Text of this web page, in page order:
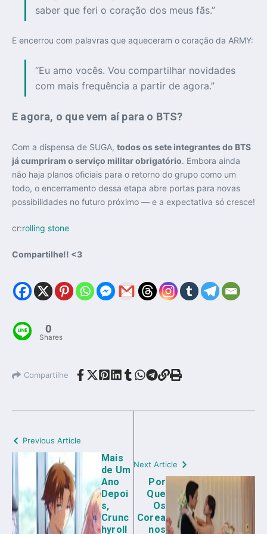
saber que feri o coração dos meus fãs.”
E encerrou com palavras que aqueceram o coração da ARMY:
“Eu amo vocês. Vou compartilhar novidades
com mais frequência a partir de agora.”
E agora, o que vem aí para o BTS?
Com a dispensa de SUGA, todos os sete integrantes do BTS
já cumpriram o serviço militar obrigatório. Embora ainda
não haja planos oficiais para o retorno do grupo como um
todo, o encerramento dessa etapa abre portas para novas
possibilidades no futuro próximo — e a expectativa só cresce!
cr:rolling stone
Compartilhe!! <3
0
Shares
Compartilhe
Previous Article
Mais
de Um
Ano
Depoi
s,
Crunc
hyroll
Next Article
Por
Que
Os
Corea
nos